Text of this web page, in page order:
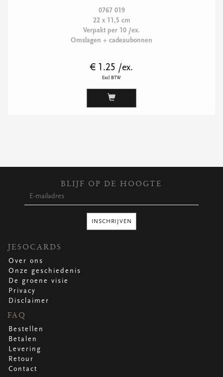
0767 019
22 x 11,5 cm
Verpakt per 10 /ex.
Omslagen + cadeaubonnen
€ 1.25 /ex.
Excl BTW
BLIJF OP DE HOOGTE
INSCHRIJVEN
JESOCARDS
Over ons
Onze geschiedenis
De groene visie
Privacy
Disclaimer
FAQ
Bestellen
Betalen
Levering
Retour
Contact